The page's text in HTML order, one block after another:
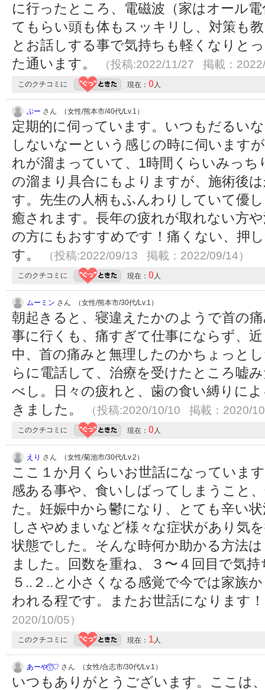
に行ったところ、電磁波（家はオール
てもらい頭も体もスッキリし、対策も
とお話しする事で気持ちも軽くなりと
た通います。
（投稿:2022/11/27 掲載：
このクチコミに 現在： 0人
ぶー さん （女性/熊本市/40代/Lv.1）
定期的に伺っています。いつもだるい
しないなーという感じの時に伺います
れが溜まっていて、1時間くらいみっ
の溜まり具合にもよりますが、施術後
す。先生の人柄もふんわりしていて優
癒されます。長年の疲れが取れない方
の方にもおすすめです！痛くない、押
す。
（投稿:2022/09/13 掲載：2022/09/14）
このクチコミに 現在： 0人
ムーミン さん （女性/熊本市/30代/Lv.1）
朝起きると、寝違えたかのようで首の
事に行くも、痛すぎて仕事にならず、
中、首の痛みと無理したのかちょっと
らに電話して、治療を受けたところ嘘
べし。日々の疲れと、歯の食い縛りに
きました。
（投稿:2020/10/10 掲載：2020/
このクチコミに 現在： 0人
えり さん （女性/菊池市/30代/Lv.2）
ここ１か月くらいお世話になっていま
感ある事や、食いしばってしまうこと
た。妊娠中から鬱になり、とても辛い
しさやめまいなど様々な症状があり気
状態でした。そんな時何か助かる方法
ました。回数を重ね、３〜４回目で気
５..２..と小さくなる感覚で今では家族
われる程です。またお世話になります
2020/10/05）
このクチコミに 現在： 1人
あーや⍢⃝♡ さん （女性/合志市/30代/Lv.1）
いつもありがとうございます。ここは